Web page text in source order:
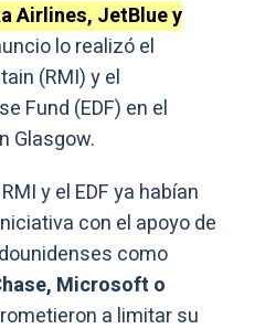
Airlines, JetBlue y
lo realizó el
(RMI) y el
Fund (EDF) en el
Glasgow.
y el EDF ya habían
con el apoyo de
como
Microsoft o
a limitar su